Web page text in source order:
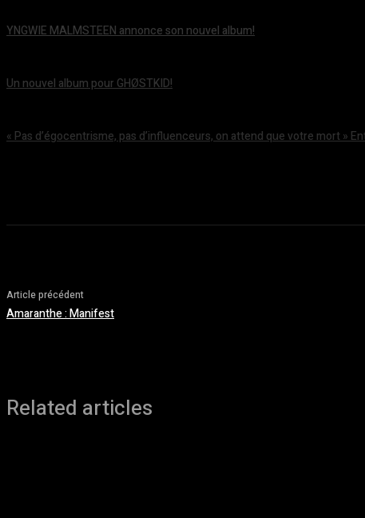
YNGWIE MALMSTEEN annonce son nouvel album!
Un nouvel album pour GHØSTKID!
« Pas d’égocentrisme, pas d’influenceurs, on attend que votre mort »
Article précédent
Amaranthe : Manifest
Related articles